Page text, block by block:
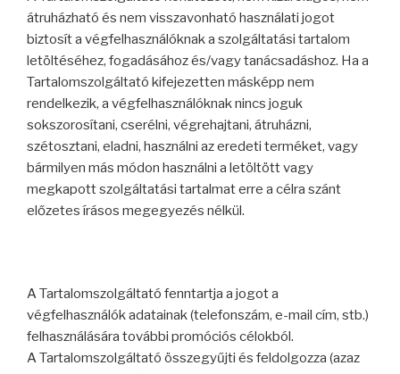
átruházható és nem visszavonható használati jogot
biztosít a végfelhasználóknak a szolgáltatási tartalom
letöltéséhez, fogadásához és/vagy tanácsadáshoz. Ha a
Tartalomszolgáltató kifejezetten másképp nem
rendelkezik, a végfelhasználóknak nincs joguk
sokszorosítani, cserélni, végrehajtani, átruházni,
szétosztani, eladni, használni az eredeti terméket, vagy
bármilyen más módon használni a letöltött vagy
megkapott szolgáltatási tartalmat erre a célra szánt
előzetes írásos megegyezés nélkül.
A Tartalomszolgáltató fenntartja a jogot a
végfelhasználók adatainak (telefonszám, e-mail cím, stb.)
felhasználására további promóciós célokból.
A Tartalomszolgáltató összegyűjti és feldolgozza (azaz